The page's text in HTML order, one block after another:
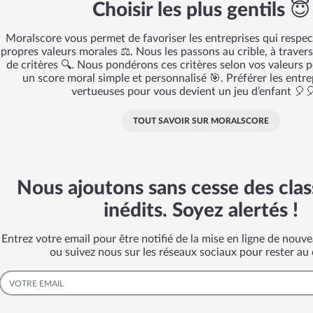
Choisir les plus gentils 😇
Moralscore vous permet de favoriser les entreprises qui
propres valeurs morales ⚖️. Nous les passons au crible, à
de critères 🔍. Nous pondérons ces critères selon vos valeurs
un score moral simple et personnalisé 🎯. Préférer les
vertueuses pour vous devient un jeu d’enfant
TOUT SAVOIR SUR MORALSCORE
Nous ajoutons sans cesse des
inédits. Soyez alertés !
Entrez votre email pour être notifié de la mise en ligne de
ou suivez nous sur les réseaux sociaux pour rester au
EMAIL